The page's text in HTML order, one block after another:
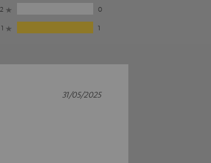
2
0
1
1
31/05/2025